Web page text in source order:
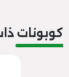
كوبونات